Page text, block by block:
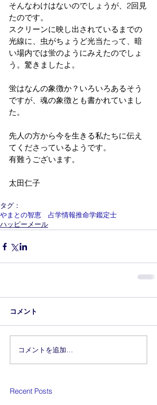
そんなわけはないのでしょうが、2回見
たのです。
スクリーンに映し出されているまでの
光線に、虫がちょうど光当たって、暗
い場内では蛍のようにみえたのでしょ
う。驚きましたよ。
蛍はなんの象徴か？いろいろあるそう
ですが、魂の象徴とも書かれていまし
た。
先人の方から今を生きる私たちに伝え
てくださっているようです。
有難うございます。
太田仁子
タグ：
やまとの智恵 占学情報推命学鑑定士
ハッピーメール
コメント
コメントを追加…
Recent Posts